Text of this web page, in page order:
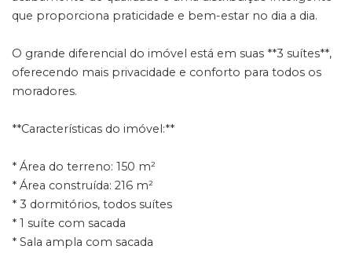
que proporciona praticidade e bem-estar no dia a dia.
O grande diferencial do imóvel está em suas **3 suítes**,
oferecendo mais privacidade e conforto para todos os
moradores.
**Características do imóvel:**
* Área do terreno: 150 m²
* Área construída: 216 m²
* 3 dormitórios, todos suítes
* 1 suíte com sacada
* Sala ampla com sacada